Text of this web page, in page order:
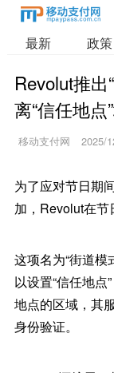
最新 政策
Revolut推
离“信任地
移动支付网 2025/
为了应对节日期
加，Revolut在节
这项名为“街道
以设置“信任地
地点的区域，其
身份验证。